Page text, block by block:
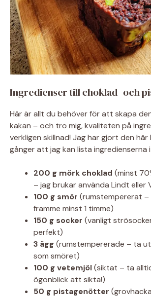
Ingredienser till choklad- och
Här är allt du behöver för att skapa
kakan – och tro mig, kvaliteten på
verkligen skillnad! Jag har gjort den här
gånger att jag kan lista ingredienserna
200 g mörk choklad (minst
– jag brukar använda Lindt eller
100 g smör (rumstempererat
framme minst 1 timme)
150 g socker (vanligt
perfekt)
3 ägg (rumstempererade – ta
som smöret)
100 g vetemjöl(siktat – ta
ögonblick att sikta!)
50 g pistagenötter